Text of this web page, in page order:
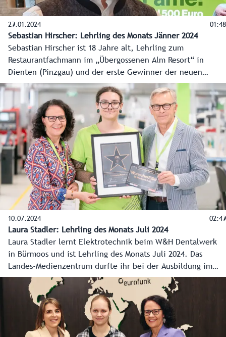
29.01.2024 01:48
Sebastian Hirscher: Lehrling des Monats Jänner 2024
Sebastian Hirscher ist 18 Jahre alt, Lehrling zum
Restaurantfachmann im „Übergossenen Alm Resort“ in
Dienten (Pinzgau) und der erste Gewinner der neuen
Initiative „Lehrling des Monats“. Damit will das Land
Salzburg gemeinsam mit der Wirtschaftskammer die vielen
erfolgreichen Karrieren mit Lehre vor den Vorhang holen.
10.07.2024 02:49
Laura Stadler: Lehrling des Monats Juli 2024
Laura Stadler lernt Elektrotechnik beim W&H Dentalwerk
in Bürmoos und ist Lehrling des Monats Juli 2024. Das
Landes-Medienzentrum durfte ihr bei der Ausbildung im
Vorzeigebetrieb über die Schulter schauen, und
Landesrätin Daniela Gutschi gratulierte zur Auszeichnung,
noch dazu in einem MINT-Beruf. Jedes Monat zeichnen
Land Salzburg und Wirtschaftskammer Salzburg den
Lehrling des Monats aus.